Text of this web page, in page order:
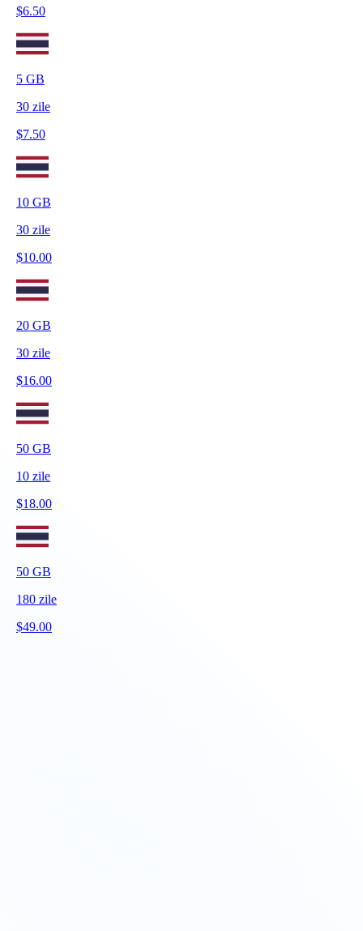
$6.50
5 GB
30 zile
$7.50
10 GB
30 zile
$10.00
20 GB
30 zile
$16.00
50 GB
10 zile
$18.00
50 GB
180 zile
$49.00